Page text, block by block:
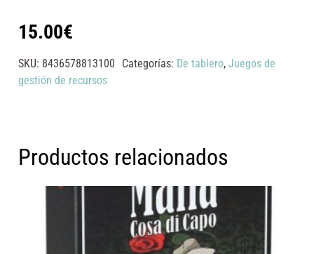
15.00€
SKU: 8436578813100 Categorías: De tablero, Juegos de
gestión de recursos
Productos relacionados